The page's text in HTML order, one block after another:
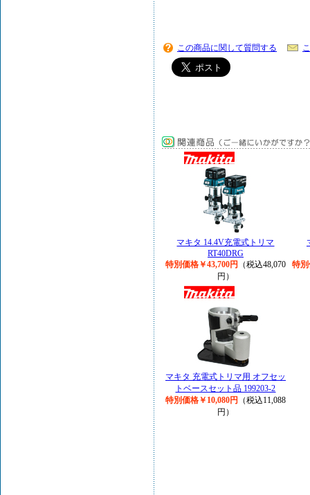
この商品に関して質問する
マキタ 14.4V充電式トリマ
RT40DRG
特別価格￥43,700円
（税込48,070
円）
特別
マキタ 充電式トリマ用 オフセッ
トベースセット品 199203-2
特別価格￥10,080円
（税込11,088
円）